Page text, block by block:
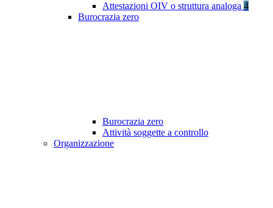
Attestazioni OIV o struttura analoga 4
Burocrazia zero
Burocrazia zero
Attività soggette a controllo
Organizzazione